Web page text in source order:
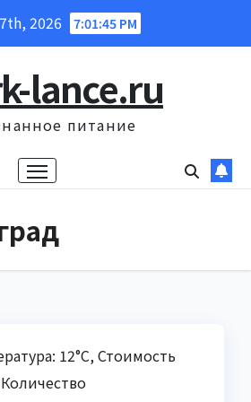
2026 7:01:47 PM
lance.ru
питание
12°C, Стоимость